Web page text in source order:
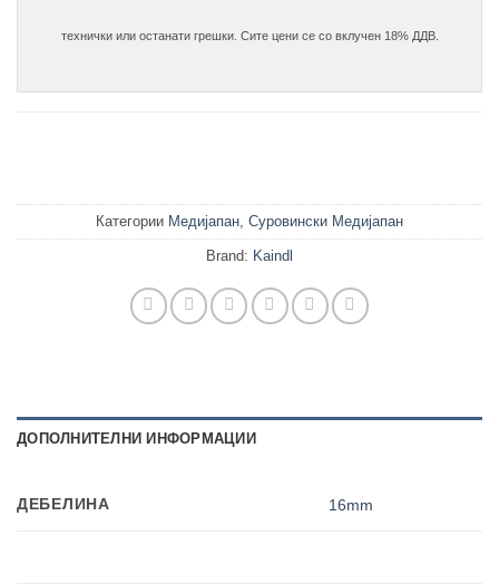
технички или останати грешки. Сите цени се со вклучен 18% ДДВ.
Категории Медијапан Суровински Медијапан
Brand: Kaindl
ДОПОЛНИТЕЛНИ ИНФОРМАЦИИ
ДЕБЕЛИНА 16mm